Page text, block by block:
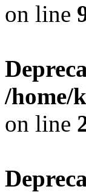
on line
/home/
on line